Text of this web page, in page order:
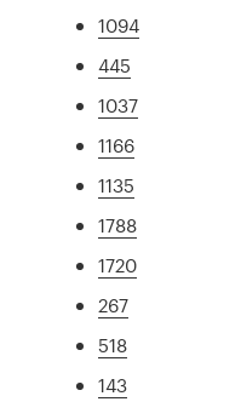
1094
445
1037
1166
1135
1788
1720
267
518
143